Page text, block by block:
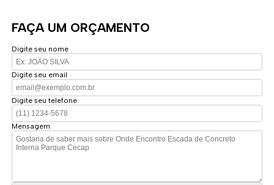
FAÇA UM ORÇAMENTO
Digite seu nome
Digite seu email
Digite seu telefone
Mensagem